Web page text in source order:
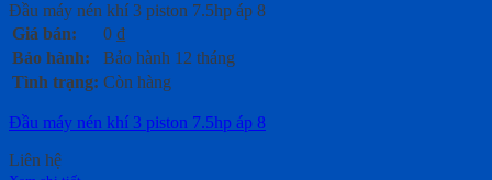
Đầu máy nén khí 3 piston 7.5hp áp 8
Giá bán:
0 ₫
Bảo hành:
Bảo hành 12 tháng
Tình trạng: Còn hàng
Đầu máy nén khí 3 piston 7.5hp áp 8
Liên hệ